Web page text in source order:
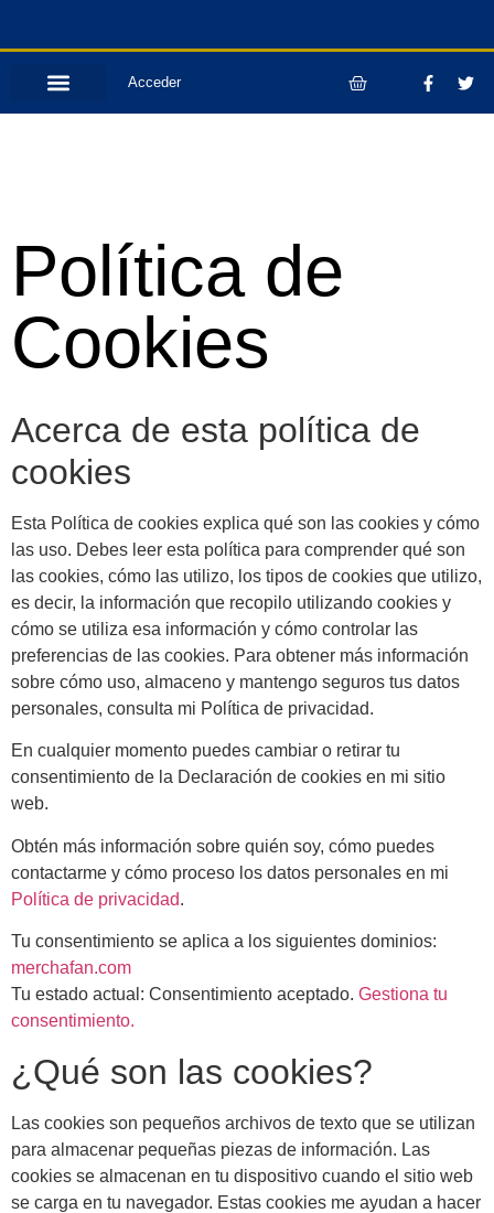
Acceder
Política de
Cookies
Acerca de esta política de
cookies
Esta Política de cookies explica qué son las cookies y cómo
las uso. Debes leer esta política para comprender qué son
las cookies, cómo las utilizo, los tipos de cookies que utilizo,
es decir, la información que recopilo utilizando cookies y
cómo se utiliza esa información y cómo controlar las
preferencias de las cookies. Para obtener más información
sobre cómo uso, almaceno y mantengo seguros tus datos
personales, consulta mi Política de privacidad.
En cualquier momento puedes cambiar o retirar tu
consentimiento de la Declaración de cookies en mi sitio
web.
Obtén más información sobre quién soy, cómo puedes
contactarme y cómo proceso los datos personales en mi
Política de privacidad.
Tu consentimiento se aplica a los siguientes dominios:
merchafan.com
Tu estado actual: Consentimiento aceptado. Gestiona tu
consentimiento.
¿Qué son las cookies?
Las cookies son pequeños archivos de texto que se utilizan
para almacenar pequeñas piezas de información. Las
cookies se almacenan en tu dispositivo cuando el sitio web
se carga en tu navegador. Estas cookies me ayudan a hacer